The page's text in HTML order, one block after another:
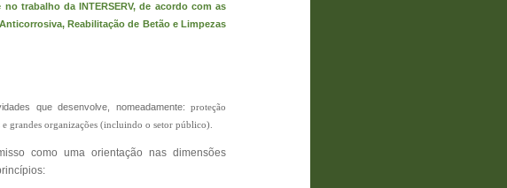
trabalho da INTERSERV, de acordo com as
Reabilitação de Betão e Limpezas
que desenvolve, nomeadamente: proteção
grandes organizações (incluindo o setor público).
como uma orientação nas dimensões